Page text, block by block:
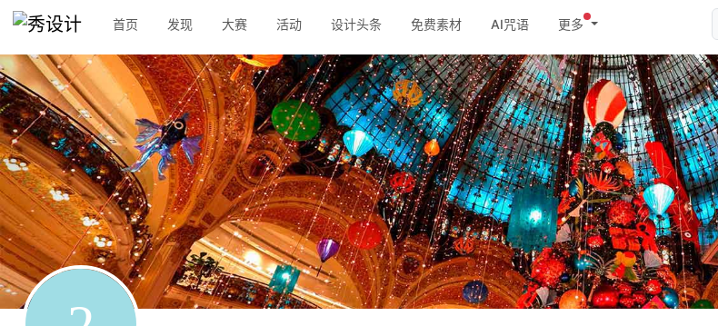
首页 发现 大赛 活动 设计头条 免费素材 AI咒语
更多